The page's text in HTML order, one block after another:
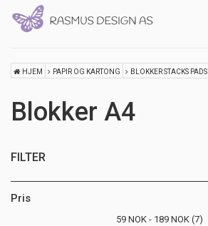
HJEM PAPIR OG KARTONG BLOKKER STACKS PADS
Blokker A4
FILTER
Pris
59 NOK 189 NOK 7